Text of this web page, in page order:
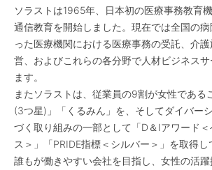
ソラストは1965年、日本初の医療事務教育
通信教育を開始しました。現在では全国の
った医療機関における医療事務の受託、介
営、およびこれらの各分野で人材ビジネス
ます。
またソラストは、従業員の9割が女性である
(3つ星)」「くるみん」を、そしてダイバー
づく取り組みの一部として「D＆Iアワード
ス＞」「PRIDE指標＜シルバー＞」を取得し
誰もが働きやすい会社を目指し、女性の活